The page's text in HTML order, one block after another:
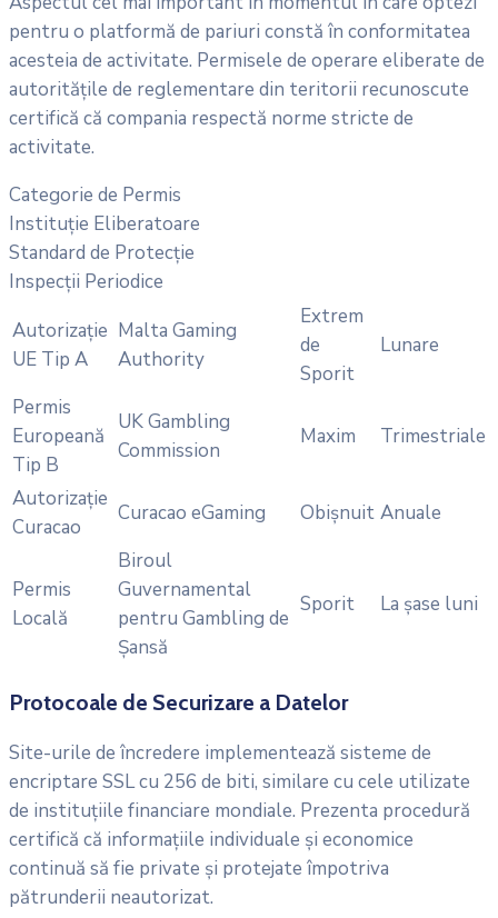
pentru o platformă de pariuri constă în conformitatea
acesteia de activitate. Permisele de operare eliberate de
autoritățile de reglementare din teritorii recunoscute
certifică că compania respectă norme stricte de
activitate.
Categorie de Permis
Instituție Eliberatoare
Standard de Protecție
Inspecții Periodice
Autorizație
UE Tip A
Malta Gaming
Authority
Extrem
de
Sporit
Lunare
Permis
Europeană
Tip B
UK Gambling
Commission
Maxim Trimestriale
Autorizație
Curacao
Curacao eGaming Obișnuit Anuale
Permis
Locală
Biroul
Guvernamental
pentru Gambling de
Șansă
Sporit La șase luni
Protocoale de Securizare a Datelor
Site-urile de încredere implementează sisteme de
encriptare SSL cu 256 de biti, similare cu cele utilizate
de instituțiile financiare mondiale. Prezenta procedură
certifică că informațiile individuale și economice
continuă să fie private și protejate împotriva
pătrunderii neautorizat.